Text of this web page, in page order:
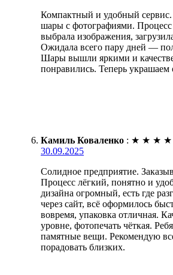
Компактный и удобный сервис.
шары с фотографиями. Процесс
выбрала изображения,
Ожидала всего пару дней —
Шары вышли яркими и
понравились. Теперь украшаем
Камиль Коваленко : ★ ★ ★ ★
30.09.2025
Солидное предприятие.
Процесс лёгкий, понятно и
дизайна огромный, есть где
через сайт, всё оформилось
вовремя, упаковка отличная.
уровне, фотопечать чёткая.
памятные вещи. Рекомендую
порадовать близких.